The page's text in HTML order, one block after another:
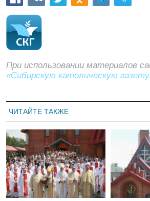
При использовании материалов
«Сибирскую католическую
ЧИТАЙТЕ ТАКЖЕ